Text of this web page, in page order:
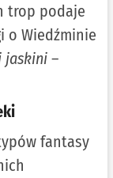
trop podaje
o Wiedźminie
jaskini–
fantasy